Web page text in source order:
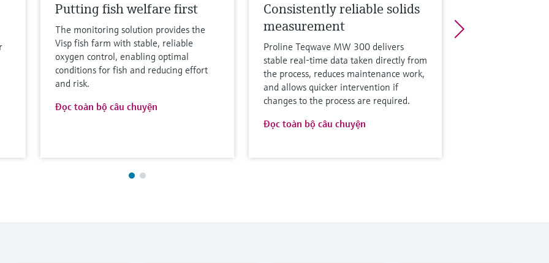
Putting fish welfare first
The monitoring solution provides the
Visp fish farm with stable, reliable
oxygen control, enabling optimal
conditions for fish and reducing effort
and risk.
Đọc toàn bộ câu chuyện
Consistently reliable solids
measurement
Proline Teqwave MW 300 delivers
stable real-time data taken directly from
the process, reduces maintenance work,
and allows quicker intervention if
changes to the process are required.
Đọc toàn bộ câu chuyện